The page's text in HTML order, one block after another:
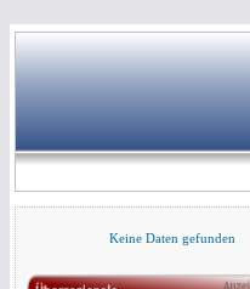
Keine Daten gefunden